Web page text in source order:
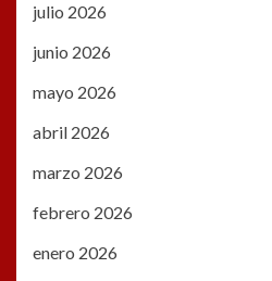
julio 2026
junio 2026
mayo 2026
abril 2026
marzo 2026
febrero 2026
enero 2026